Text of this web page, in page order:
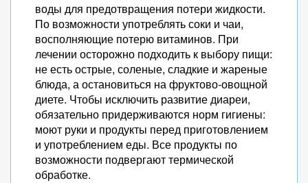
воды для предотвращения потери жидкости.
По возможности употреблять соки и чаи,
восполняющие потерю витаминов. При
лечении осторожно подходить к выбору пищи:
не есть острые, соленые, сладкие и жареные
блюда, а остановиться на фруктово-овощной
диете. Чтобы исключить развитие диареи,
обязательно придерживаются норм гигиены:
моют руки и продукты перед приготовлением
и употреблением еды. Все продукты по
возможности подвергают термической
обработке.